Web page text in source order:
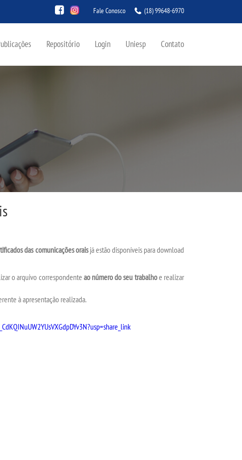
Fale Conosco (18) 99648-6970
Repositório Login Uniesp Contato
das comunicações oraisjá estão disponíveis para download
o arquivo correspondenteao número do seu trabalhoe realizar
à apresentação realizada.